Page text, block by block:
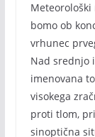
Meteorološki
bomo ob
vrhunec
Nad srednjo
imenovana
visokega
proti tlom,
sinoptična